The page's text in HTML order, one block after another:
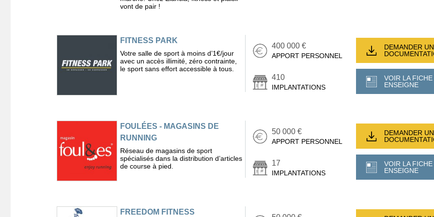
vont de pair !
FITNESS PARK
Votre salle de sport à moins d’1€/jour
avec un accès illimité, zéro contrainte,
le sport sans effort accessible à tous.
400 000 €
APPORT PERSONNEL
410
IMPLANTATIONS
DEMANDER
VOIR LA FICHE
ENSEIGNE
FOULÉES - MAGASINS DE
RUNNING
Réseau de magasins de sport
spécialisés dans la distribution d’articles
de course à pied.
50 000 €
APPORT PERSONNEL
17
IMPLANTATIONS
DEMANDER
VOIR LA FICHE
ENSEIGNE
FREEDOM FITNESS